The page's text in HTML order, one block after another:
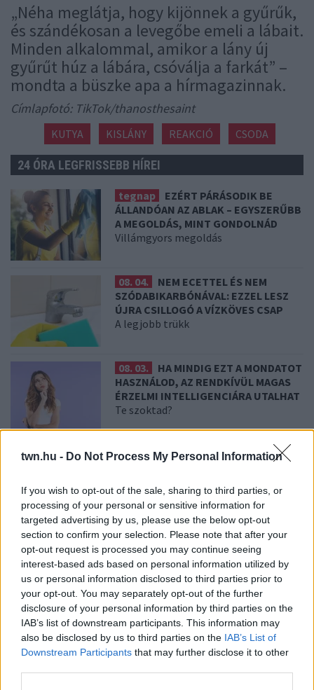
twn.hu - Do Not Process My Personal Information
If you wish to opt-out of the sale, sharing to third parties, or
processing of your personal or sensitive information for
targeted advertising by us, please use the below opt-out
section to confirm your selection. Please note that after your
opt-out request is processed you may continue seeing
interest-based ads based on personal information utilized by
us or personal information disclosed to third parties prior to
your opt-out. You may separately opt-out of the further
disclosure of your personal information by third parties on the
IAB’s list of downstream participants. This information may
also be disclosed by us to third parties on the IAB’s List of
Downstream Participants that may further disclose it to other
„Néha meglátja, hogy kijönnek a gyűrűk,
és szándékosan a levegőbe emeli a lábait.
Minden alkalommal, amikor a lány új
gyűrűt húz a lábára, csóválja a farkát” –
mondta a büszke apa a hírmagazinnak.
Címlapfotó: TikTok/thanosthesaint
KUTYA KISLÁNY REAKCIÓ CSODA
24 ÓRA LEGFRISSEBB HÍREI
tegnap
EZÉRT PÁRÁSODIK BE
ÁLLANDÓAN AZ ABLAK – EGYSZERŰBB
A MEGOLDÁS, MINT GONDOLNÁD
Villámgyors megoldás
08. 04.
NEM ECETTEL ÉS NEM
SZÓDABIKARBÓNÁVAL: EZZEL LESZ
ÚJRA CSILLOGÓ A VÍZKÖVES CSAP
A legjobb trükk
08. 03.
HA MINDIG EZT A MONDATOT
HASZNÁLOD, AZ RENDKÍVÜL MAGAS
ÉRZELMI INTELLIGENCIÁRA UTALHAT
Te szoktad?
08. 02.
SOKAN ROSSZUL TÁROLJÁK
Érdemes odafigyelni rá
08. 01.
EGYRE TÖBB FIATALNÁL JELENTKEZIK EZ A
VITAMINHIÁNY – ILYEN JELEKRE FIGYELJ
Erre figyelj!
07. 31.
NEM A CITROMSAV, AZ ECET VAGY A
SZÓDABIKARBÓNA A LEGERŐSEBB: EZT HASZNÁLJÁK A
SZÁLLODÁKBAN A VÍZKŐ ELLEN
Ez a szer tényleg eltünteti a vízkövet